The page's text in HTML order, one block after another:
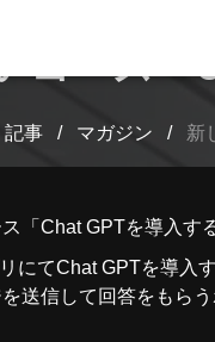
コース「
記事 / マガジン / 新
「Chat GPTを導入す
にてChat GPTを導入
送信して回答をもら